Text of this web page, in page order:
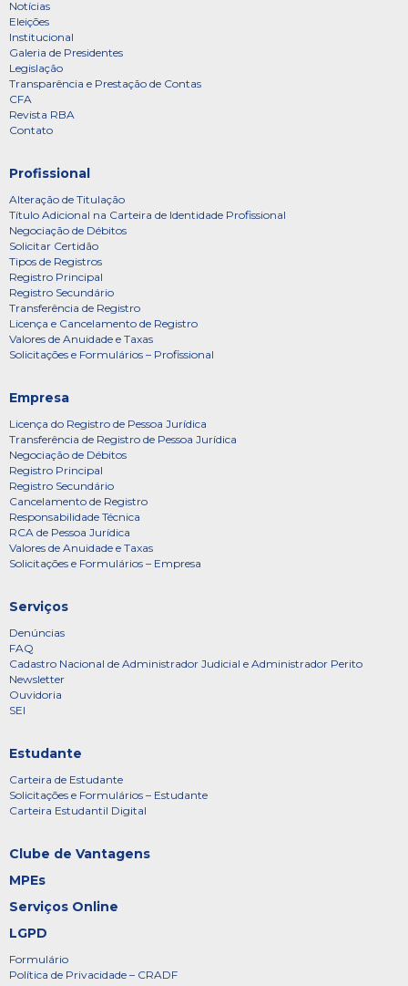
Notícias
Eleições
Institucional
Galeria de Presidentes
Legislação
Transparência e Prestação de Contas
CFA
Revista RBA
Contato
Profissional
Alteração de Titulação
Título Adicional na Carteira de Identidade Profissional
Negociação de Débitos
Solicitar Certidão
Tipos de Registros
Registro Principal
Registro Secundário
Transferência de Registro
Licença e Cancelamento de Registro
Valores de Anuidade e Taxas
Solicitações e Formulários – Profissional
Empresa
Licença do Registro de Pessoa Jurídica
Transferência de Registro de Pessoa Jurídica
Negociação de Débitos
Registro Principal
Registro Secundário
Cancelamento de Registro
Responsabilidade Técnica
RCA de Pessoa Jurídica
Valores de Anuidade e Taxas
Solicitações e Formulários – Empresa
Serviços
Denúncias
FAQ
Cadastro Nacional de Administrador Judicial e Administrador Perito
Newsletter
Ouvidoria
SEI
Estudante
Carteira de Estudante
Solicitações e Formulários – Estudante
Carteira Estudantil Digital
Clube de Vantagens
MPEs
Serviços Online
LGPD
Formulário
Política de Privacidade – CRADF